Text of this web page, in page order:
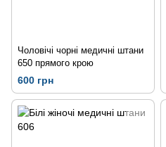
Чоловічі чорні медичні штани
650 прямого крою
600 грн